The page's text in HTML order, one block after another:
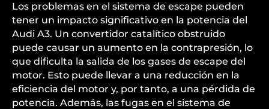
Los problemas en el sistema de escape pueden
tener un impacto significativo en la potencia del
Audi A3. Un convertidor catalítico obstruido
puede causar un aumento en la contrapresión, lo
que dificulta la salida de los gases de escape del
motor. Esto puede llevar a una reducción en la
eficiencia del motor y, por tanto, a una pérdida de
potencia. Además, las fugas en el sistema de